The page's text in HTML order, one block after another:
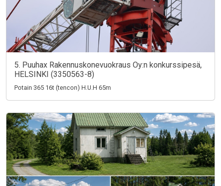
5. Puuhax Rakennuskonevuokraus Oy:n konkurssipesä,
HELSINKI (3350563-8)
Potain 365 16t (tencon) H.U.H 65m